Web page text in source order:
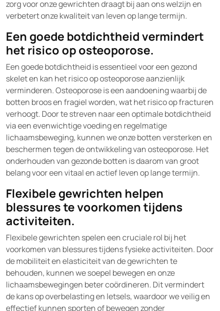
zorg voor onze gewrichten draagt bij aan ons welzijn en
verbetert onze kwaliteit van leven op lange termijn.
Een goede botdichtheid vermindert
het risico op osteoporose.
Een goede botdichtheid is essentieel voor een gezond
skelet en kan het risico op osteoporose aanzienlijk
verminderen. Osteoporose is een aandoening waarbij de
botten broos en fragiel worden, wat het risico op fracturen
verhoogt. Door te streven naar een optimale botdichtheid
via een evenwichtige voeding en regelmatige
lichaamsbeweging, kunnen we onze botten versterken en
beschermen tegen de ontwikkeling van osteoporose. Het
onderhouden van gezonde botten is daarom van groot
belang voor een vitaal en actief leven op lange termijn.
Flexibele gewrichten helpen
blessures te voorkomen tijdens
activiteiten.
Flexibele gewrichten spelen een cruciale rol bij het
voorkomen van blessures tijdens fysieke activiteiten. Door
de mobiliteit en elasticiteit van de gewrichten te
behouden, kunnen we soepel bewegen en onze
lichaamsbewegingen beter coördineren. Dit vermindert
de kans op overbelasting en letsels, waardoor we veilig en
effectief kunnen sporten of bewegen zonder